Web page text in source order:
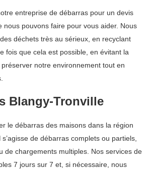
entreprise de débarras pour un devis
nous pouvons faire pour vous aider. Nous
déchets très au sérieux, en recyclant
fois que cela est possible, en évitant la
notre environnement tout en
Blangy-Tronville
le débarras des maisons dans la région
s’agisse de débarras complets ou partiels,
de chargements multiples. Nos services de
7 jours sur 7 et, si nécessaire, nous